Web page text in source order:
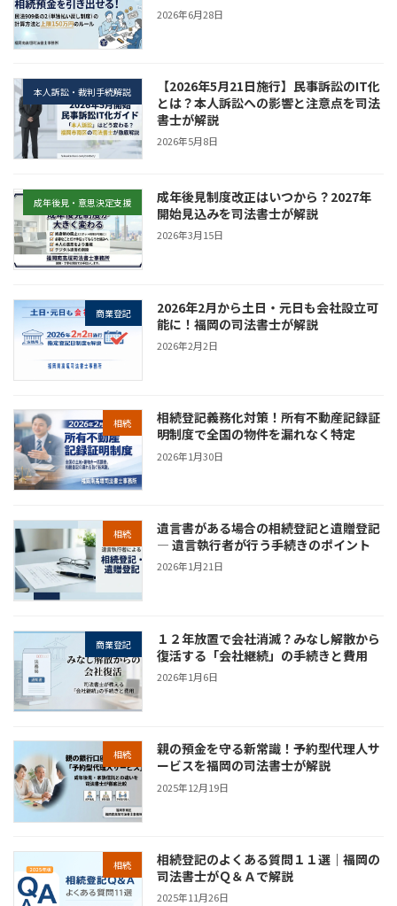
2026年6月28日
本人訴訟・裁判手続解説
【2026年5月21日施行】民事訴訟のIT化
とは？本人訴訟への影響と注意点を司法
書士が解説
2026年5月8日
成年後見・意思決定支援
成年後見制度改正はいつから？2027年
開始見込みを司法書士が解説
2026年3月15日
商業登記
2026年2月から土日・元日も会社設立可
能に！福岡の司法書士が解説
2026年2月2日
相続
相続登記義務化対策！所有不動産記録証
明制度で全国の物件を漏れなく特定
2026年1月30日
相続
遺言書がある場合の相続登記と遺贈登記
― 遺言執行者が行う手続きのポイント
2026年1月21日
商業登記
１２年放置で会社消滅？みなし解散から
復活する「会社継続」の手続きと費用
2026年1月6日
相続
親の預金を守る新常識！予約型代理人サ
ービスを福岡の司法書士が解説
2025年12月19日
相続
相続登記のよくある質問１１選｜福岡の
司法書士がＱ＆Ａで解説
2025年11月26日